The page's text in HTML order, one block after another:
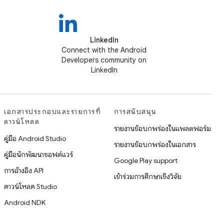
LinkedIn
Connect with the Android
Developers community on
LinkedIn
เอกสารประกอบและรายการที่
ดาวน์โหลด
คู่มือ Android Studio
คู่มือนักพัฒนาซอฟต์แวร์
การอ้างอิง API
ดาวน์โหลด Studio
Android NDK
การสนับสนุน
รายงานข้อบกพร่องในแพลตฟอร์ม
รายงานข้อบกพร่องในเอกสาร
Google Play support
เข้าร่วมการศึกษาเชิงวิจัย